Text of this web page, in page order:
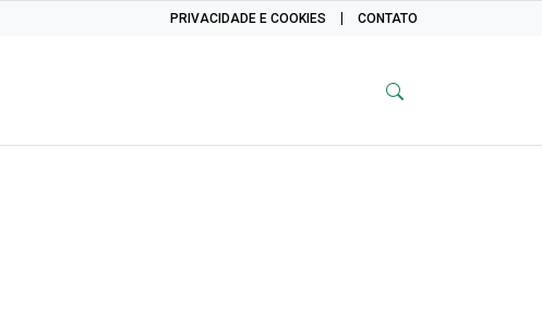
PRIVACIDADE E COOKIES CONTATO